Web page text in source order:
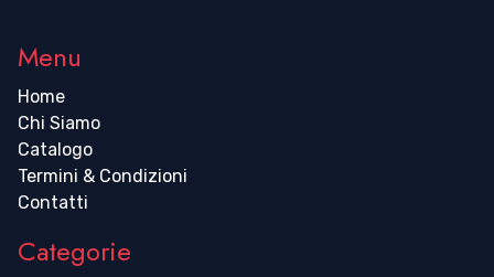
Menu
Home
Chi Siamo
Catalogo
Termini & Condizioni
Contatti
Categorie